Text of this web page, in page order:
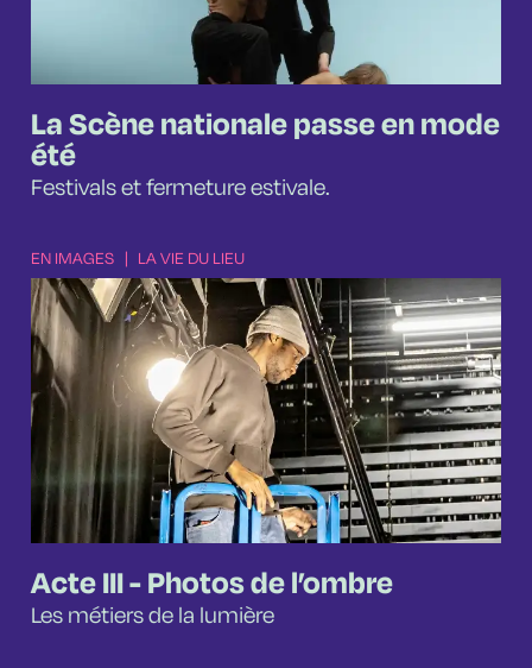
La Scène nationale passe en mode
été
Festivals et fermeture estivale.
EN IMAGES LA VIE DU LIEU
Acte III - Photos de l’ombre
Les métiers de la lumière